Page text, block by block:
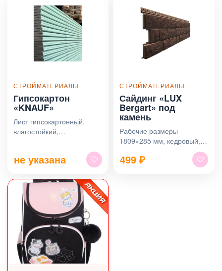
СТРОЙМАТЕРИАЛЫ
Гипсокартон
«KNAUF»
Лист гипсокартонный,
влагостойкий,
не указана
СТРОЙМАТЕРИАЛЫ
Сайдинг «LUX
Bergart» под
камень
Рабочие размеры
1809×285 мм, кедровый, в
499 ₽